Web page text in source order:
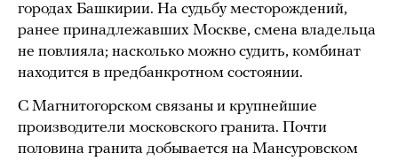
городах Башкирии. На судьбу месторождений,
ранее принадлежавших Москве, смена владельца
не повлияла; насколько можно судить, комбинат
находится в предбанкротном состоянии.
С Магнитогорском связаны и крупнейшие
производители московского гранита. Почти
половина гранита добывается на Мансуровском